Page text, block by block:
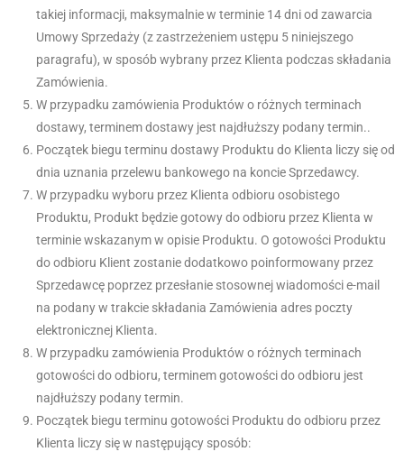
takiej informacji, maksymalnie w terminie 14 dni od zawarcia
Umowy Sprzedaży (z zastrzeżeniem ustępu 5 niniejszego
paragrafu), w sposób wybrany przez Klienta podczas składania
Zamówienia.
W przypadku zamówienia Produktów o różnych terminach
dostawy, terminem dostawy jest najdłuższy podany termin..
Początek biegu terminu dostawy Produktu do Klienta liczy się od
dnia uznania przelewu bankowego na koncie Sprzedawcy.
W przypadku wyboru przez Klienta odbioru osobistego
Produktu, Produkt będzie gotowy do odbioru przez Klienta w
terminie wskazanym w opisie Produktu. O gotowości Produktu
do odbioru Klient zostanie dodatkowo poinformowany przez
Sprzedawcę poprzez przesłanie stosownej wiadomości e-mail
na podany w trakcie składania Zamówienia adres poczty
elektronicznej Klienta.
W przypadku zamówienia Produktów o różnych terminach
gotowości do odbioru, terminem gotowości do odbioru jest
najdłuższy podany termin.
Początek biegu terminu gotowości Produktu do odbioru przez
Klienta liczy się w następujący sposób: